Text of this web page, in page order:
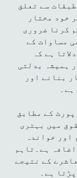
سے تعلق
خود مختار
کرنا ضروری
مساوات کے
ہے کہ
ہمیشہ بدلتی
بنانے اور
کے مطابق
میں بہتری
اور خواندہ
ہے۔تاہم
کے نتیجے
ہے۔